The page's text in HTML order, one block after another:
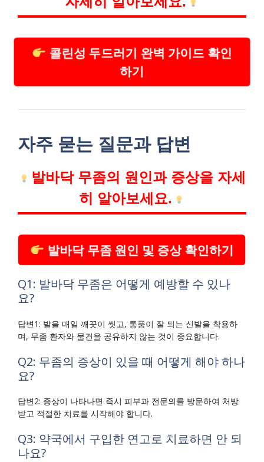
콜린성 두드러기 완벽 가이드 확인
하기
자주 묻는 질문과 답변
발바닥 무좀의 원인과 증상을 자세
히 알아보세요.
발바닥 무좀 원인 및 증상 확인하기
Q1: 발바닥 무좀은 어떻게 예방할 수 있나
요?
답변1: 발을 매일 깨끗이 씻고, 통풍이 잘 되는 신발을 착용하
며, 무좀 환자와 물건을 공유하지 않는 것이 중요합니다.
Q2: 무좀의 증상이 있을 때 어떻게 해야 하나
요?
답변2: 증상이 나타나면 즉시 피부과 전문의를 방문하여 처방
받고 적절한 치료를 시작해야 합니다.
Q3: 약국에서 구입한 연고로 치료하면 안 되
나요?